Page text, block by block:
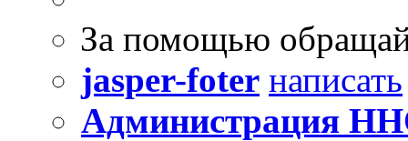
За помощью
jasper-foter написать
Администрация